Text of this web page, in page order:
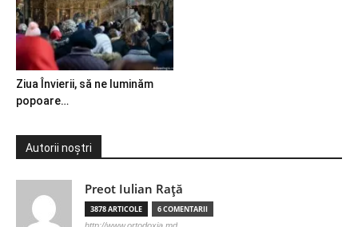
Ziua Învierii, să ne luminăm
popoare…
Autorii noștri
Preot Iulian Raţă
3878 ARTICOLE 6 COMENTARII
http://www.ortodoxia.md